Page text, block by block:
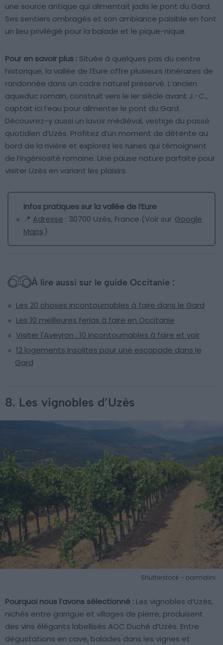
une source antique qui alimentait jadis le pont du Gard.
Ses sentiers ombragés et son ambiance paisible en font
un lieu privilégié pour la balade et le pique-nique.
Pour en savoir plus : Située à quelques pas du centre
historique, la vallée de l’Eure offre plusieurs itinéraires de
randonnée dans un cadre naturel préservé. L’ancien
aqueduc romain, construit vers le Ier siècle avant J.-C.,
captait ici l’eau pour alimenter le pont du Gard.
Découvrez-y aussi un lavoir médiéval, vestige du passé
quotidien d’Uzès. Profitez d’un moment de détente au
bord de la rivière et explorez les ruines qui témoignent
de l’ingéniosité romaine. Une pause nature parfaite pour
visiter Uzès en variant les plaisirs.
Infos pratiques sur la vallée de l’Eure
📍 Adresse : 30700 Uzès, France (Voir sur Google
Maps)
À lire aussi sur le guide Occitanie :
Les 20 choses incontournables à faire dans le Gard
Les 10 meilleures ferias à faire en Occitanie
Visiter l'Aveyron : 10 incontournables à faire et voir
12 logements insolites pour une escapade dans le
Gard
8. Les vignobles d’Uzès
Shutterstock – barmalini
Pourquoi nous l’avons sélectionné : Les vignobles d’Uzès,
nichés entre garrigue et villages de pierre, produisent
des vins élégants labellisés AOC Duché d’Uzès. Entre
dégustations en cave, balades dans les vignes et